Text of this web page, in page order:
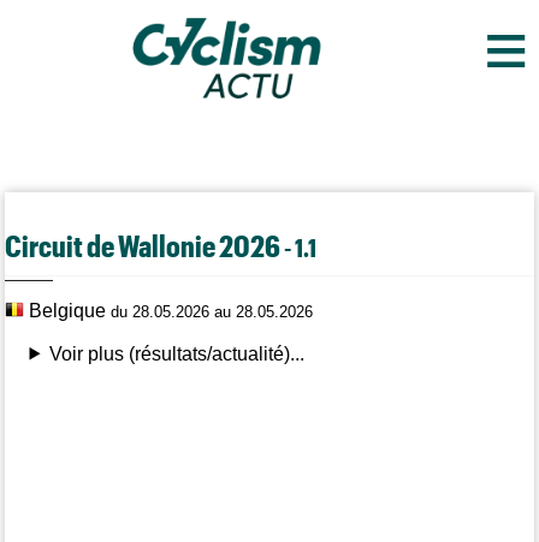
≡
Circuit de Wallonie 2026- 1.1
Belgiquedu 28.05.2026 au 28.05.2026
Voir plus (résultats/actualité)...